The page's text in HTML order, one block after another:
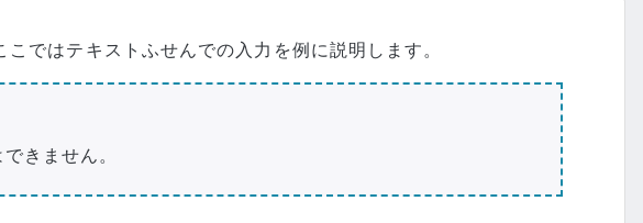
ではテキストふせんでの入力を例に説明します。
きません。